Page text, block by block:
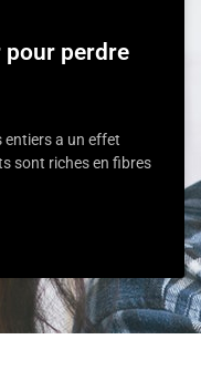
pour perdre
a un effet
sont riches en fibres